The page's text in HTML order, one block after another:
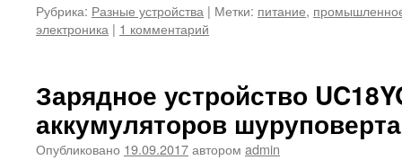
Рубрика: Разные устройства | Метки: питание,
электроника | 1 комментарий
Зарядное устройство
аккумуляторов шуруповерта
Опубликовано 19.09.2017автором admin